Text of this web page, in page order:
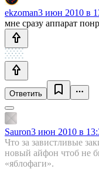
ekzoman3 июн 2010 в
мне сразу аппарат
Ответить
Sauron3 июн 2010 в
Что за завистливые
новый айфон чтоб не
«яблофаги».